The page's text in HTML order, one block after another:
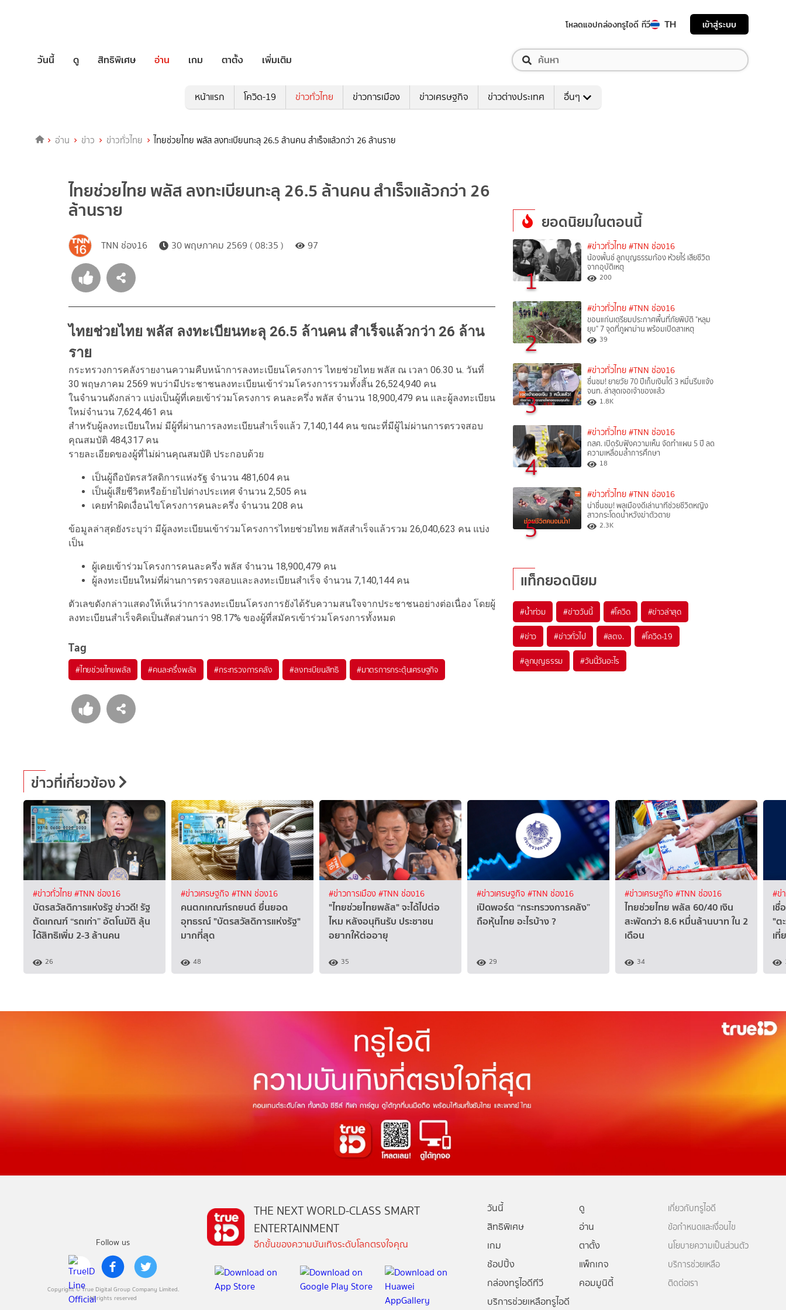
โหลดแอปกล่องทรูไอดี ทีวี TH เข้าสู่ระบบ
วันนี้ ดู สิทธิพิเศษ อ่าน เกม ตาตั้ง เพิ่มเติม
หน้าแรก โควิด-19 ข่าวทั่วไทย ข่าวการเมือง ข่าวเศรษฐกิจ ข่าวต่างประเทศ อื่นๆ
อ่าน ข่าว ข่าวทั่วไทย ไทยช่วยไทย พลัส ลงทะเบียนทะลุ 26.5 ล้านคน สำเร็จแล้วกว่า 26 ล้านราย
ไทยช่วยไทย พลัส ลงทะเบียนทะลุ 26.5 ล้านคน สำเร็จแล้วกว่า 26
ล้านราย
TNN ช่อง16 30 พฤษภาคม 2569 ( 08:35 ) 97
ไทยช่วยไทย พลัส ลงทะเบียนทะลุ 26.5 ล้านคน สำเร็จแล้วกว่า 26 ล้าน
ราย
กระทรวงการคลังรายงานความคืบหน้าการลงทะเบียนโครงการ ไทยช่วยไทย พลัส ณ เวลา 06.30 น. วันที่
30 พฤษภาคม 2569 พบว่ามีประชาชนลงทะเบียนเข้าร่วมโครงการรวมทั้งสิ้น 26,524,940 คน
ในจำนวนดังกล่าว แบ่งเป็นผู้ที่เคยเข้าร่วมโครงการ คนละครึ่ง พลัส จำนวน 18,900,479 คน และผู้ลงทะเบียน
ใหม่จำนวน 7,624,461 คน
สำหรับผู้ลงทะเบียนใหม่ มีผู้ที่ผ่านการลงทะเบียนสำเร็จแล้ว 7,140,144 คน ขณะที่มีผู้ไม่ผ่านการตรวจสอบ
คุณสมบัติ 484,317 คน
รายละเอียดของผู้ที่ไม่ผ่านคุณสมบัติ ประกอบด้วย
เป็นผู้ถือบัตรสวัสดิการแห่งรัฐ จำนวน 481,604 คน
เป็นผู้เสียชีวิตหรือย้ายไปต่างประเทศ จำนวน 2,505 คน
เคยทำผิดเงื่อนไขโครงการคนละครึ่ง จำนวน 208 คน
ข้อมูลล่าสุดยังระบุว่า มีผู้ลงทะเบียนเข้าร่วมโครงการไทยช่วยไทย พลัสสำเร็จแล้วรวม 26,040,623 คน แบ่ง
เป็น
ผู้เคยเข้าร่วมโครงการคนละครึ่ง พลัส จำนวน 18,900,479 คน
ผู้ลงทะเบียนใหม่ที่ผ่านการตรวจสอบและลงทะเบียนสำเร็จ จำนวน 7,140,144 คน
ตัวเลขดังกล่าวแสดงให้เห็นว่าการลงทะเบียนโครงการยังได้รับความสนใจจากประชาชนอย่างต่อเนื่อง โดยผู้
ลงทะเบียนสำเร็จคิดเป็นสัดส่วนกว่า 98.17% ของผู้ที่สมัครเข้าร่วมโครงการทั้งหมด
Tag
#ไทยช่วยไทยพลัส #คนละครึ่งพลัส #กระทรวงการคลัง #ลงทะเบียนสิทธิ #มาตรการกระตุ้นเศรษฐกิจ
ยอดนิยมในตอนนี้
1
#ข่าวทั่วไทย #TNN ช่อง16
น้องพั้นช์ ลูกบุญธรรมก้อง ห้วยไร่ เสียชีวิต
จากอุบัติเหตุ
200
2
#ข่าวทั่วไทย #TNN ช่อง16
ขอนแก่นเตรียมประกาศพื้นที่ภัยพิบัติ "หลุม
ยุบ" 7 จุดที่ภูผาม่าน พร้อมเปิดสาเหตุ
39
3
#ข่าวทั่วไทย #TNN ช่อง16
ชื่นชม! ยายวัย 70 ปีเก็บเงินได้ 3 หมื่นรีบแจ้ง
จนท. ล่าสุดเจอเจ้าของแล้ว
1.8K
4
#ข่าวทั่วไทย #TNN ช่อง16
กสศ. เปิดรับฟังความเห็น จัดทำแผน 5 ปี ลด
ความเหลื่อมล้ำการศึกษา
18
5
#ข่าวทั่วไทย #TNN ช่อง16
น่าชื่นชม! พลเมืองดีเล่านาทีช่วยชีวิตหญิง
สาวกระโดดน้ำหวังฆ่าตัวตาย
2.3K
แท็กยอดนิยม
#น้ำท่วม #ข่าววันนี้ #โควิด #ข่าวล่าสุด
#ข่าว #ข่าวทั่วไป #สตง. #โควิด-19
#ลูกบุญธรรม #วันนี้วันอะไร
ข่าวที่เกี่ยวข้อง
#ข่าวทั่วไทย#TNN ช่อง16
บัตรสวัสดิการแห่งรัฐ ข่าวดี! รัฐ
ตัดเกณฑ์ “รถเก่า” อัตโนมัติ ลุ้น
ได้สิทธิเพิ่ม 2-3 ล้านคน
26
#ข่าวเศรษฐกิจ #TNN ช่อง16
คนตกเกณฑ์รถยนต์ ยื่นยอด
อุทธรณ์ "บัตรสวัสดิการแห่งรัฐ"
มากที่สุด
48
#ข่าวการเมือง#TNN ช่อง16
"ไทยช่วยไทยพลัส" จะได้ไปต่อ
ไหม หลังอนุทินรับ ประชาชน
อยากให้ต่ออายุ
35
#ข่าวเศรษฐกิจ #TNN ช่อง16
เปิดพอร์ต “กระทรวงการคลัง”
ถือหุ้นไทย อะไรบ้าง ?
29
#ข่าวเศรษฐกิจ #TNN ช่อง16
ไทยช่วยไทย พลัส 60/40 เงิน
สะพัดกว่า 8.6 หมื่นล้านบาท ใน 2
เดือน
34
#ข่
เ
"ต
เ
Follow us
Copyright © True Digital Group Company Limited.
All rights reserved
THE NEXT WORLD-CLASS SMART
ENTERTAINMENT
อีกขั้นของความบันเทิงระดับโลกตรงใจคุณ
วันนี้
ดู
สิทธิพิเศษ
อ่าน
เกม
ตาตั้ง
ช้อปปิ้ง
แพ็กเกจ
กล่องทรูไอดีทีวี
คอมมูนิตี้
บริการช่วยเหลือทรูไอดี
เกี่ยวกับทรูไอดี
ข้อกำหนดและเงื่อนไข
นโยบายความเป็นส่วนตัว
บริการช่วยเหลือ
ติดต่อเรา